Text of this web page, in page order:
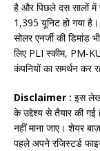
है और पिछले दस सालों में
1,395 यूनिट हो गया
सोलर एनर्जी की
लिए PLI स्कीम, PM-
कंपनियों का समर्थन कर
Disclaimer : इस लेख
के उद्देश्य से तैयार की गई
नहीं माना जाए। शेयर
पहले अपने रजिस्टर्ड